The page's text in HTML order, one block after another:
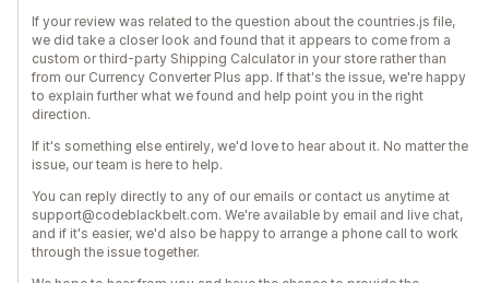
If your review was related to the question about the countries.js file,
we did take a closer look and found that it appears to come from a
custom or third-party Shipping Calculator in your store rather than
from our Currency Converter Plus app. If that's the issue, we're happy
to explain further what we found and help point you in the right
direction.
If it's something else entirely, we'd love to hear about it. No matter the
issue, our team is here to help.
You can reply directly to any of our emails or contact us anytime at
support@codeblackbelt.com. We're available by email and live chat,
and if it's easier, we'd also be happy to arrange a phone call to work
through the issue together.